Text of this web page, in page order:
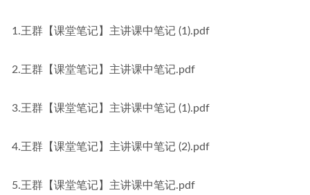
1.王群【课堂笔记】主讲课中笔记 (1).pdf
2.王群【课堂笔记】主讲课中笔记.pdf
3.王群【课堂笔记】主讲课中笔记 (1).pdf
4.王群【课堂笔记】主讲课中笔记 (2).pdf
5.王群【课堂笔记】主讲课中笔记.pdf